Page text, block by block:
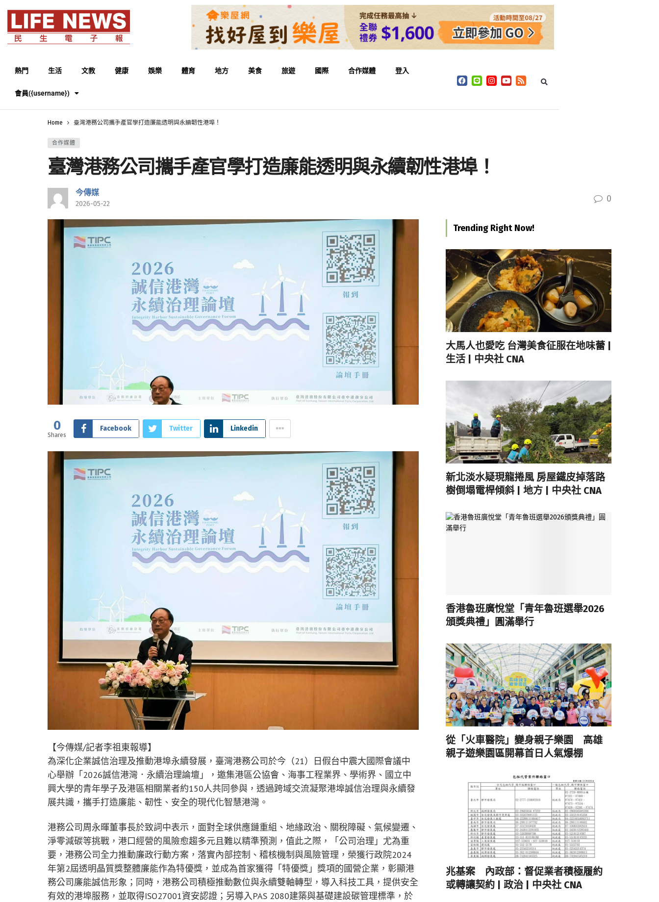
熱門 生活 文教 健康 娛樂 體育 地方 美食 旅遊 國際 合作媒體 登入
會員({username})
Home 臺灣港務公司攜手產官學打造廉能透明與永續韌性港埠！
合作媒體
臺灣港務公司攜手產官學打造廉能透明與永續韌性港埠！
今傳媒
2026-05-22 0
0
Shares
Facebook Twitter Linkedin
【今傳媒/記者李祖東報導】
為深化企業誠信治理及推動港埠永續發展，臺灣港務公司於今（21）日假台中震大國際會議中
心舉辦「2026誠信港灣．永續治理論壇」，邀集港區公協會、海事工程業界、學術界、國立中
興大學的青年學子及港區相關業者約150人共同參與，透過跨域交流凝聚港埠誠信治理與永續發
展共識，攜手打造廉能、韌性、安全的現代化智慧港灣。
港務公司周永暉董事長於致詞中表示，面對全球供應鏈重組、地緣政治、關稅障礙、氣候變遷、
淨零減碳等挑戰，港口經營的風險愈趨多元且難以精準預測，值此之際，「公司治理」尤為重
要，港務公司全力推動廉政行動方案，落實內部控制、稽核機制與風險管理，榮獲行政院2024
年第2屆透明晶質獎整體廉能作為特優獎，並成為首家獲得「特優獎」獎項的國營企業，彰顯港
務公司廉能誠信形象；同時，港務公司積極推動數位與永續雙軸轉型，導入科技工具，提供安全
有效的港埠服務，並取得ISO27001資安認證；另導入PAS 2080建築與基礎建設碳管理標準，於
Trending Right Now!
大馬人也愛吃 台灣美食征服在地味蕾 |
生活 | 中央社 CNA
新北淡水疑現龍捲風 房屋鐵皮掉落路
樹倒塌電桿傾斜 | 地方 | 中央社 CNA
香港魯班廣悅堂「青年魯班選舉2026
頒獎典禮」圓滿舉行
從「火車醫院」變身親子樂園 高雄
親子遊樂園區開幕首日人氣爆棚
兆基案 內政部：督促業者積極履約
或轉讓契約 | 政治 | 中央社 CNA